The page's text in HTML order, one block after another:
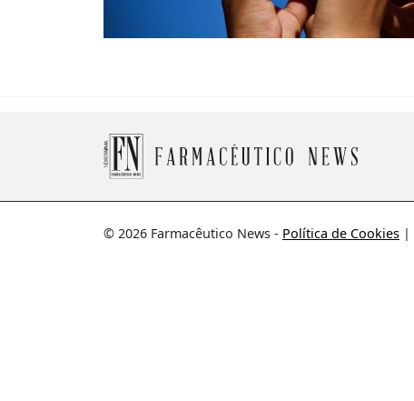
© 2026 Farmacêutico News - Política de Cookies |